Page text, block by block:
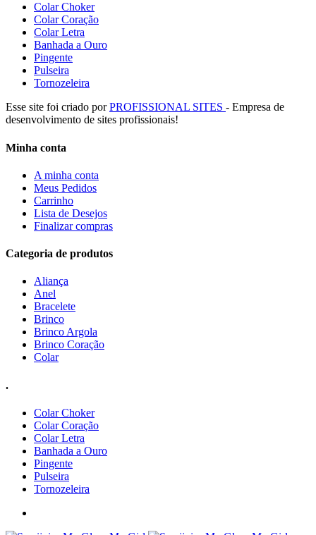
Colar Choker
Colar Coração
Colar Letra
Banhada a Ouro
Pingente
Pulseira
Tornozeleira
Esse site foi criado porPROFISSIONAL SITES - Empresa de
desenvolvimento de sites profissionais!
Minha conta
A minha conta
Meus Pedidos
Carrinho
Lista de Desejos
Finalizar compras
Categoria de produtos
Aliança
Anel
Bracelete
Brinco
Brinco Argola
Brinco Coração
Colar
.
Colar Choker
Colar Coração
Colar Letra
Banhada a Ouro
Pingente
Pulseira
Tornozeleira